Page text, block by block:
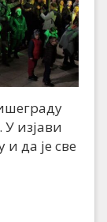
изјави
да је све